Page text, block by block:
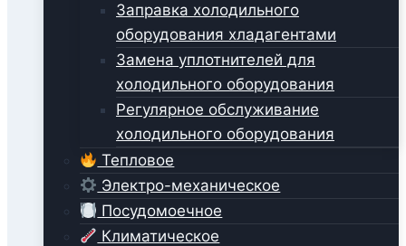
Заправка холодильного
оборудования хладагентами
Замена уплотнителей для
холодильного оборудования
Регулярное обслуживание
холодильного оборудования
Тепловое
Электро-механическое
Посудомоечное
Климатическое